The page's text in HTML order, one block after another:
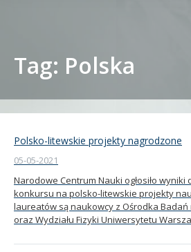
Student
Pracownik
Kandydat
Tag: Polska
Polsko-litewskie projekty nagrodzone
05-05-2021
Narodowe Centrum Nauki ogłosiło wyniki
konkursu na polsko-litewskie projekty
laureatów są naukowcy z Ośrodka Badań
oraz Wydziału Fizyki Uniwersytetu